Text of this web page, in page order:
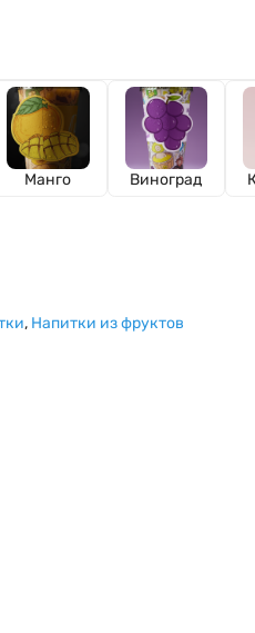
Манго Виноград
, Напитки из фруктов